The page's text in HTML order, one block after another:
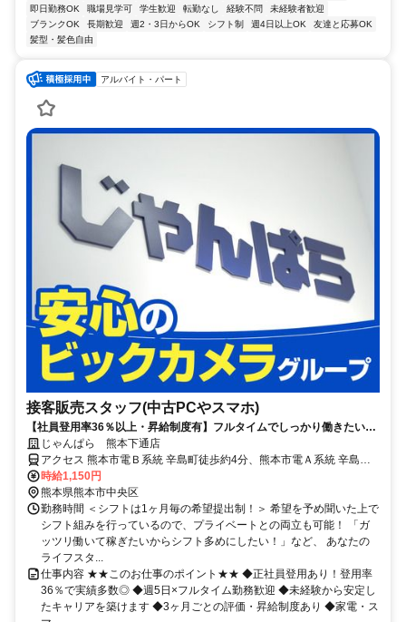
即日勤務OK
職場見学可 学生歓迎 転勤なし 経験不問
未経験者歓迎
ブランクOK
長期歓迎 週2・3日からOK シフト制 週4日以上OK
友達と応募OK
髪型・髪色自由
アルバイト・パート
接客販売スタッフ(中古PCやスマホ)
【社員登用率36％以上・昇給制度有】フルタイムでしっかり働きたい方
歓迎！未経験から正社員へ挑戦できます◎面接から最短3日以内で勤務
可能♪
じゃんぱら 熊本下通店
アクセス 熊本市電Ｂ系統 辛島町徒歩約4分、熊本市電Ａ系統 辛島町
徒歩約4分、熊本市電Ａ系統/熊本市電Ｂ系統 花畑町徒歩約5分 辛島町
駅徒歩4分・通町筋駅徒歩6分
時給1,150円
熊本県熊本市中央区
勤務時間 ＜シフトは1ヶ月毎の希望提出制！＞ 希望を予め聞いた上で
シフト組みを行っているので、プライベートとの両立も可能！ 「ガ
ッツリ働いて稼ぎたいからシフト多めにしたい！」など、 あなたの
ライフスタ...
仕事内容 ★★このお仕事のポイント★★ ◆正社員登用あり！登用率
36％で実績多数◎ ◆週5日×フルタイム勤務歓迎 ◆未経験から安定し
たキャリアを築けます ◆3ヶ月ごとの評価・昇給制度あり ◆家電・ス